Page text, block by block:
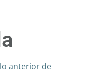
anterior de